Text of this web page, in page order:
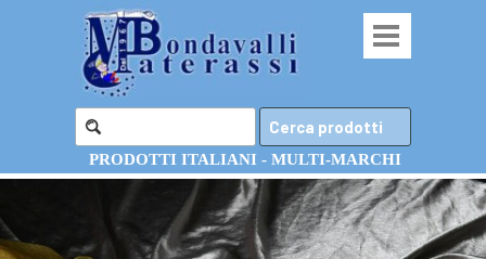
Cerca prodotti
PRODOTTI ITALIANI - MULTI-MARCHI